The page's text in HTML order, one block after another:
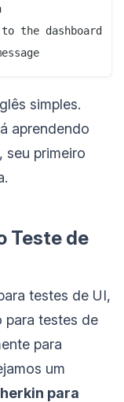
the dashboard
simples.
aprendendo
, seu primeiro
Teste de
testes de UI,
para testes de
para
um
para